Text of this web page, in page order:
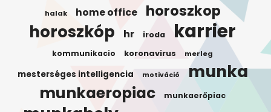
halak home office horoszkop
horoszkóp hr iroda karrier
kommunikacio koronavirus merleg
mesterséges intelligencia motiváció munka
munkaeropiac munkaerőpiac